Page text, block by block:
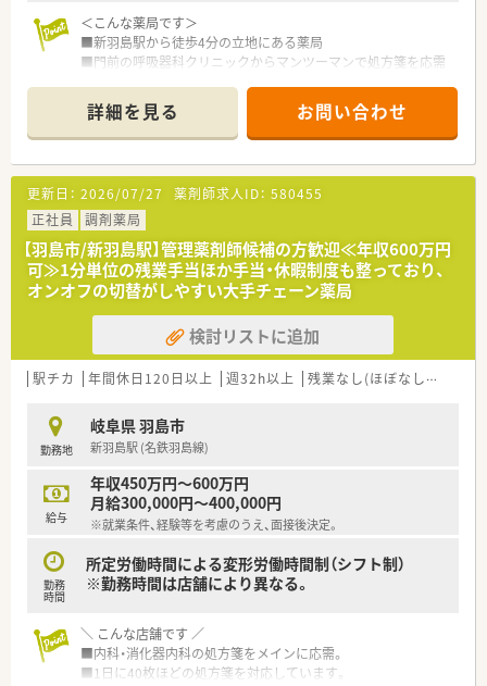
＜こんな薬局です＞
■新羽島駅から徒歩4分の立地にある薬局
■門前の呼吸器科クリニックからマンツーマンで処方箋を応需
■施設在宅にも対応しています
＜オススメポイント＞
■扶養範囲内から検討可能なので、まずは働ける条件をお問合せ
下さい
■ヘルプ体制が整っており、お休みの融通が利きやすいのも魅力
です
詳細を見る お問い合わせ
更新日： 2026/07/27 薬剤師求人ID： 580455
正社員
調剤薬局
【羽島市/新羽島駅】管理薬剤師候補の方歓迎≪年収600万円
可≫1分単位の残業手当ほか手当・休暇制度も整っており、
オンオフの切替がしやすい大手チェーン薬局
検討リストに追加
駅チカ 年間休日120日以上 週32h以上 残業なし(ほぼなし含む)
勤務地
岐阜県 羽島市
新羽島駅 (名鉄羽島線)
給与
年収450万円～600万円
月給300,000円～400,000円
※就業条件、経験等を考慮のうえ、面接後決定。
勤務
時間
所定労働時間による変形労働時間制（シフト制）
※勤務時間は店舗により異なる。
＼ こんな店舗です ／
■内科・消化器内科の処方箋をメインに応需。
■1日に40枚ほどの処方箋を対応しています。